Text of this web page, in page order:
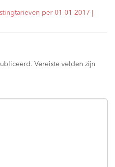
per 01-01-2017 |
Vereiste velden zijn